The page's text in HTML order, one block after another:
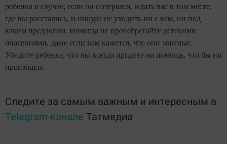
ребенка в случае, если он потерялся, ждать вас в том месте,
где вы расстались, и никуда не уходить ни с кем, ни под
каким предлогом. Никогда не пренебрегайте детскими
опасениями, даже если вам кажется, что они мнимые.
Убедите ребенка, что вы всегда придете на помощь, что бы ни
произошло.
Следите за самым важным и интересным в
Telegram-канале Татмедиа